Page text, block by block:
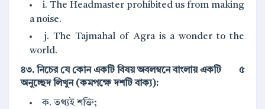
i. The Headmaster prohibited us from making
a noise.
j. The Tajmahal of Agra is a wonder to the
world.
৪৩. নিচের যে কোন একটি বিষয় অবলম্বনে বাংলায় একটি
অনুচ্ছেদ লিখুন (কমপক্ষে দশটি বাক্য):
৫
ক. তথ্যই শক্তি;